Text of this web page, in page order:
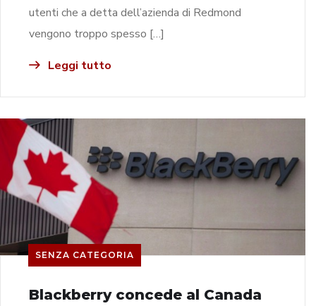
utenti che a detta dell’azienda di Redmond
vengono troppo spesso […]
Leggi tutto
SENZA CATEGORIA
Blackberry concede al Canada